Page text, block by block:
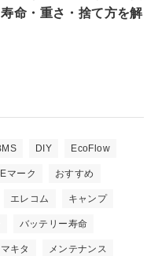
命・重さ・捨て方を解
DIY EcoFlow
マーク おすすめ
エレコム キャンプ
バッテリー寿命
マキタ メンテナンス